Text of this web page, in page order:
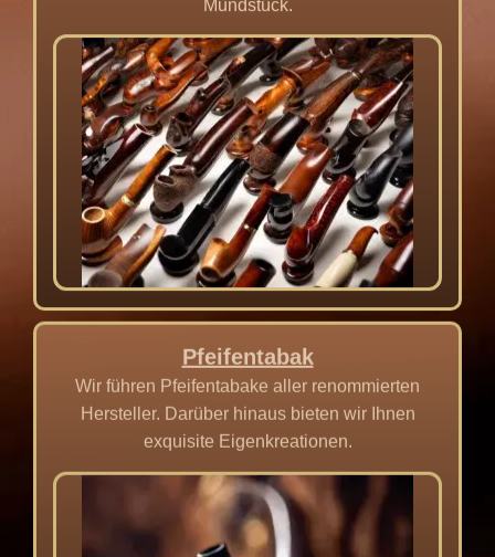
Pfeifentabak
Wir führen Pfeifentabake aller renommierten